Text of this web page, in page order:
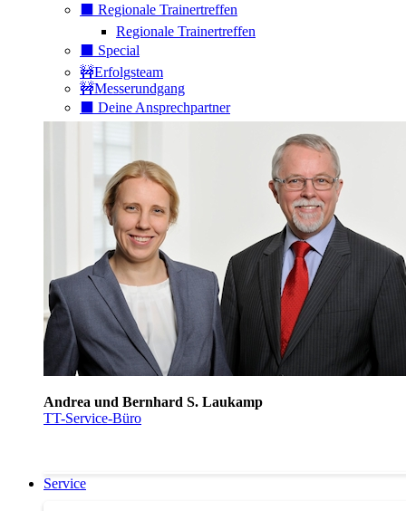
⬛️ Regionale Trainertreffen
Regionale Trainertreffen
⬛️ Special
🚧Erfolgsteam
🚧Messerundgang
⬛️ Deine Ansprechpartner
Andrea und Bernhard S. Laukamp
TT-Service-Büro
Service